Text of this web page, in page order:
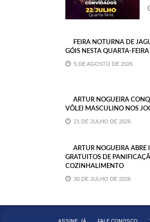
FEIRA NOTURNA DE
GÓIS NESTA QUARTA-FEIRA
5 DE AGOSTO DE 2026
ARTUR NOGUEIRA
VÔLEI MASCULINO NOS
21 DE JULHO DE 2026
ARTUR NOGUEIRA ABRE
GRATUITOS DE
COZINHALIMENTO
30 DE JULHO DE 2026